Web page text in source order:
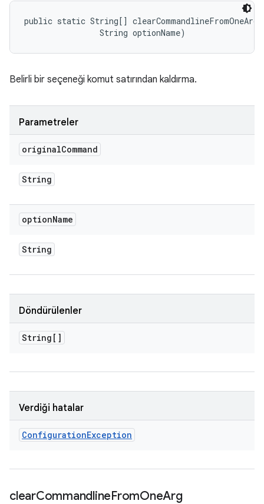
public static String[]
                String optionName)
Belirli bir seçeneği komut satırından kaldırma.
Parametreler
originalCommand
String
optionName
String
Döndürülenler
String[]
Verdiği hatalar
ConfigurationException
clearCommandlineFromOneArg